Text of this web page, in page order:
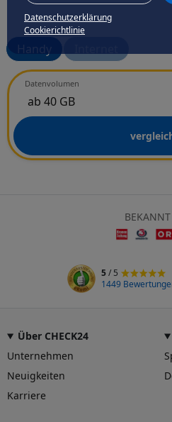
Datenschutzerklärung
Cookierichtlinie
Handy
Datenvolumen
5/ 5
1449
Über CHECK24
Unternehmen
Neuigkeiten
Karriere